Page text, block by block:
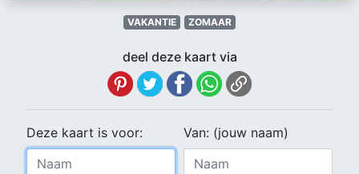
VAKANTIE ZOMAAR
deel deze kaart via
Deze kaart is voor: Van: (jouw naam)